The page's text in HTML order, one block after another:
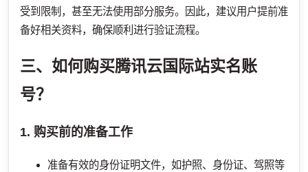
受到限制，甚至无法使用部分服务。因此，建议用户提前准
备好相关资料，确保顺利进行验证流程。
三、如何购买腾讯云国际站实名账
号？
1. 购买前的准备工作
准备有效的身份证明文件，如护照、身份证、驾照等